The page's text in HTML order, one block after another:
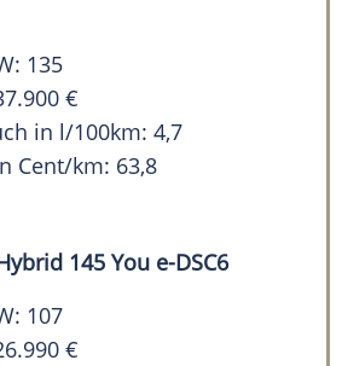
135
€
in l/100km: 4,7
Cent/km: 63,8
145 You e-DSC6
107
€